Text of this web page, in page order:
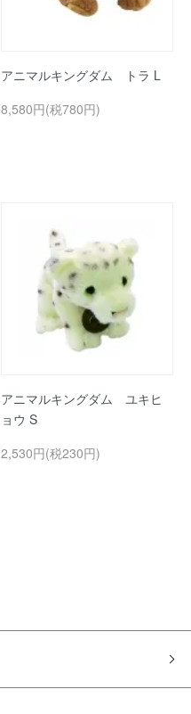
アニマルキングダム トラ L
8,580円(税780円)
アニマルキングダム ユキヒ
ョウ S
2,530円(税230円)